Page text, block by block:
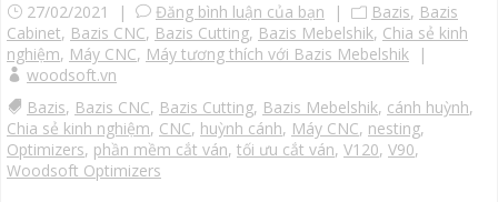
27/02/2021 | Đăng bình luận của bạn | Bazis, Bazis
Cabinet, Bazis CNC, Bazis Cutting, Bazis Mebelshik, Chia sẻ kinh
nghiệm, Máy CNC, Máy tương thích với Bazis Mebelshik |
woodsoft.vn
Bazis, Bazis CNC, Bazis Cutting, Bazis Mebelshik, cánh huỳnh,
Chia sẻ kinh nghiệm, CNC, huỳnh cánh, Máy CNC, nesting,
Optimizers, phần mềm cắt ván, tối ưu cắt ván, V120, V90,
Woodsoft Optimizers